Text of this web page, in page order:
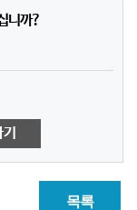
니까?
목록